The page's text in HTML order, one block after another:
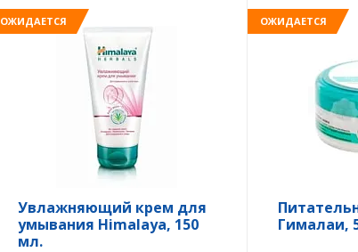
ОЖИДАЕТСЯ
Увлажняющий крем для
умывания Himalaya, 150
мл.
ОЖИДАЕТСЯ
Гималаи,